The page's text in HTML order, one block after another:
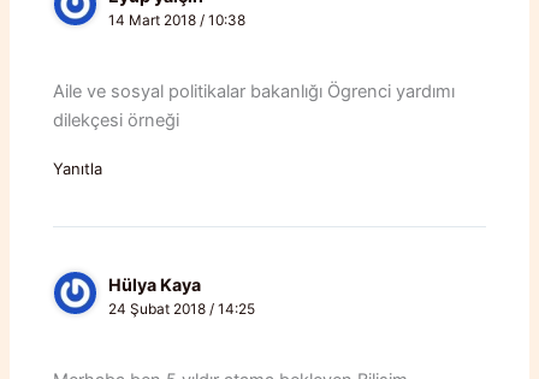
14 Mart 2018 / 10:38
Aile ve sosyal politikalar bakanlığı Ögrenci yardımı
dilekçesi örneği
Yanıtla
Hülya Kaya
24 Şubat 2018 / 14:25